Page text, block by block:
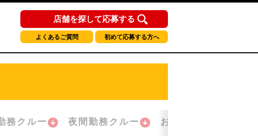
店舗を探して応募する
よくあるご質問 初めて応募する方へ
務クルー 夜間勤務クルー おかえり！クルー